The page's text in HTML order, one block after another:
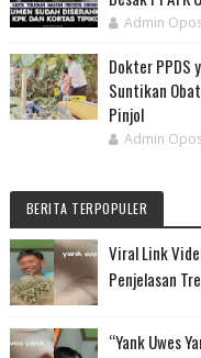
Admin
Dokter PPDS
Suntikan
Pinjol
Admin
BERITA TERPOPULER
Viral Link
Penjelasan
“Yank Uwes